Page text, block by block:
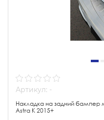
Артикул: -
Накладка на задний бампер
Astra K 2015+